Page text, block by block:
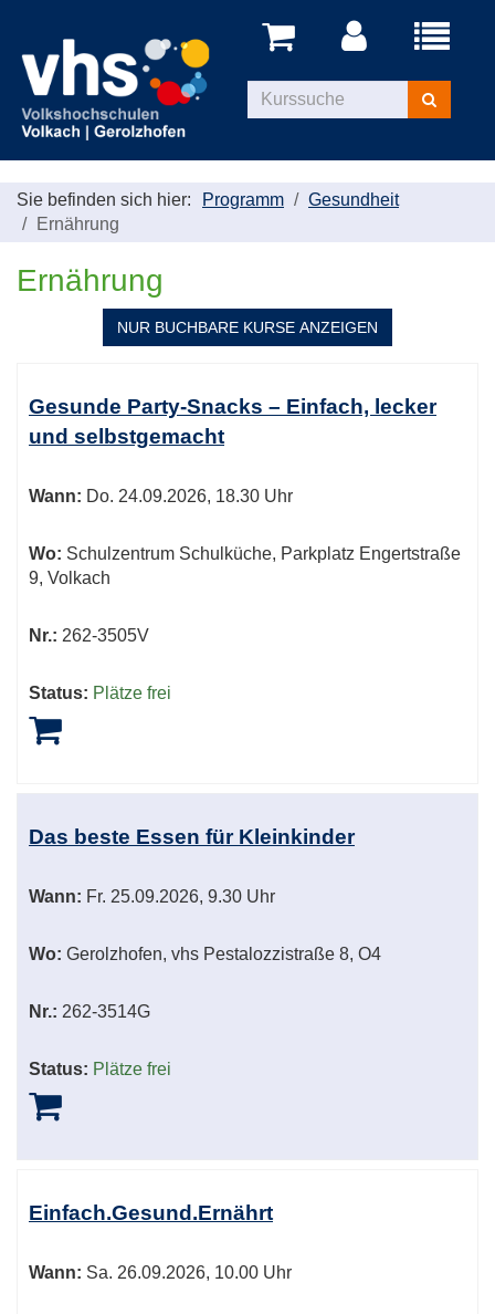
Menü
Kurse
suchen
Sie befinden sich hier: Programm
Gesundheit
Ernährung
Ernährung
NUR BUCHBARE KURSE ANZEIGEN
Tabellenüberschriften
können
sortiert
Gesunde Party-Snacks – Einfach, lecker
und selbstgemacht
Wann: Do. 24.09.2026, 18.30 Uhr
Wo: Schulzentrum Schulküche, Parkplatz Engertstraße
9, Volkach
Nr.: 262-3505V
Status: Plätze frei
Das beste Essen für Kleinkinder
Wann: Fr. 25.09.2026, 9.30 Uhr
Wo: Gerolzhofen, vhs Pestalozzistraße 8, O4
Nr.: 262-3514G
Status: Plätze frei
Einfach.Gesund.Ernährt
Wann: Sa. 26.09.2026, 10.00 Uhr